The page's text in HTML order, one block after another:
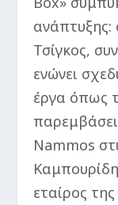
ανάπτυξης:
Τσίγκος,
ενώνει
έργα όπως
Nammos
εταίρος